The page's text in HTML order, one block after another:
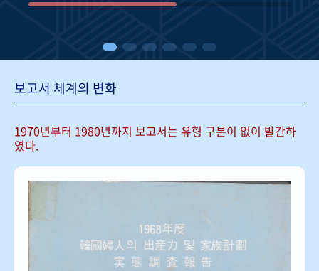
보고서 체계의 변화
1970년부터 1980년까지 보고서는 유형 구분이 없이 발간하
였다.